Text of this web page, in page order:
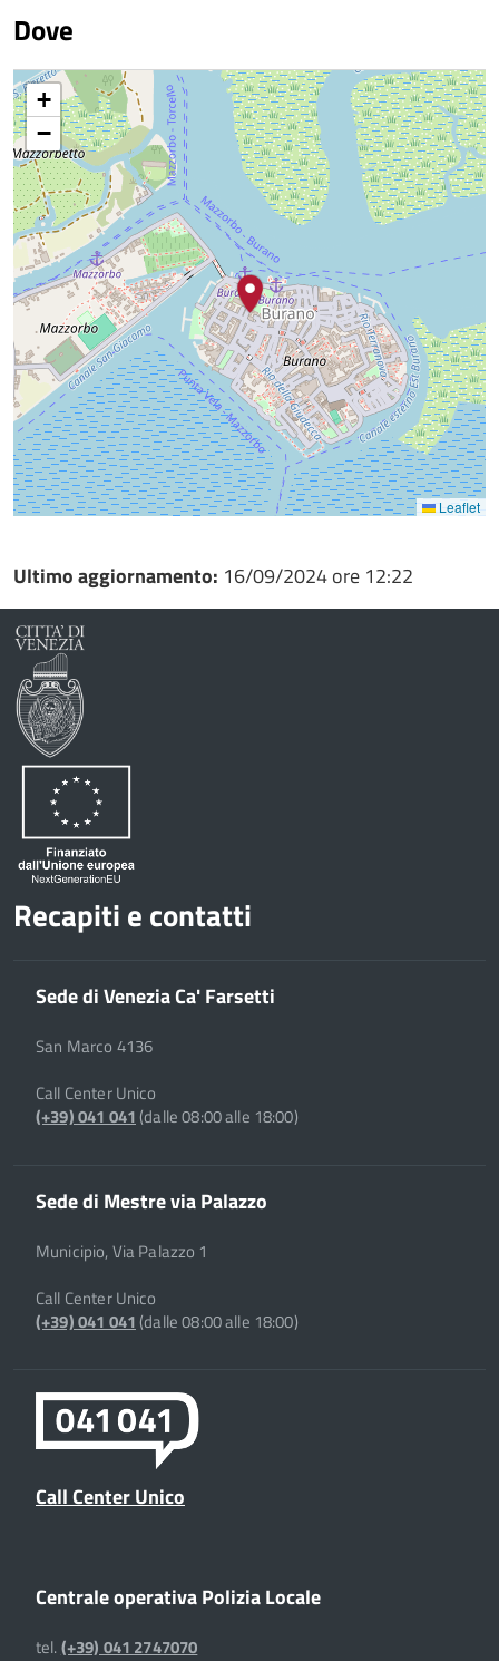
Dove
+
−
Leaflet
Ultimo aggiornamento: 16/09/2024 ore 12:22
Recapiti e contatti
Sede di Venezia Ca' Farsetti
San Marco 4136
Call Center Unico
(+39) 041 041(dalle 08:00 alle 18:00)
Sede di Mestre via Palazzo
Municipio, Via Palazzo 1
Call Center Unico
(+39) 041 041(dalle 08:00 alle 18:00)
Call Center Unico
Centrale operativa Polizia Locale
tel.(+39) 041 2747070